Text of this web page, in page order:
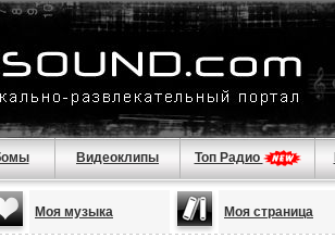
Видеоклипы Топ Радио
Моя музыка Моя страница